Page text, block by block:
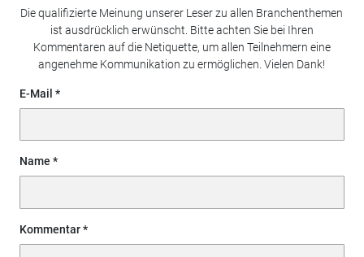
Die qualifizierte Meinung unserer Leser zu allen Branchenthemen
ist ausdrücklich erwünscht. Bitte achten Sie bei Ihren
Kommentaren auf die Netiquette, um allen Teilnehmern eine
angenehme Kommunikation zu ermöglichen. Vielen Dank!
E-Mail
Name
Kommentar